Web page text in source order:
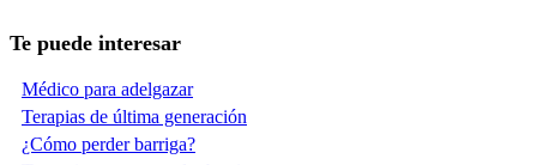
Te puede interesar
Médico para adelgazar
Terapias de última generación
¿Cómo perder barriga?